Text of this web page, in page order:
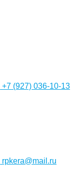
+7 (927) 036-10-13
rpkera@mail.ru